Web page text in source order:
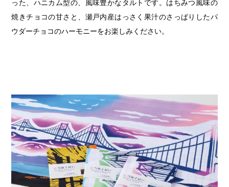
った、ハニカム型の、風味豊かなタルトです。はちみつ風味の
焼きチョコの甘さと、瀬戸内産はっさく果汁のさっぱりしたパ
ウダーチョコのハーモニーをお楽しみください。